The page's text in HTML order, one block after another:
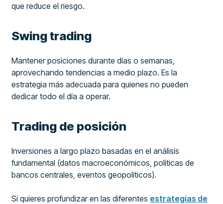
que reduce el riesgo.
Swing trading
Mantener posiciones durante días o semanas,
aprovechando tendencias a medio plazo. Es la
estrategia más adecuada para quienes no pueden
dedicar todo el día a operar.
Trading de posición
Inversiones a largo plazo basadas en el análisis
fundamental (datos macroeconómicos, políticas de
bancos centrales, eventos geopolíticos).
Si quieres profundizar en las diferentes estrategias de